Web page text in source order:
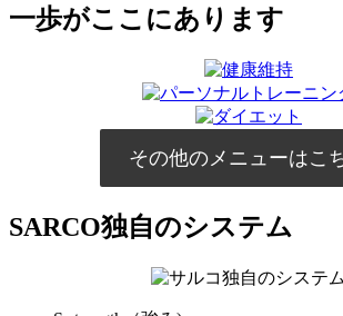
一歩がここにあります
その他のメニューはこ
SARCO独自のシステム